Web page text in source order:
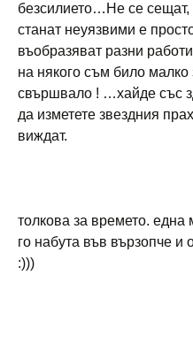
безсилието…Не се сещат,
станат неуязвими е
въобразяват разни
на някого съм било малко
свършвало ! …хайде със
да изметете звездния
виждат.
толкова за времето. една
го набута във вързопче и
:)))